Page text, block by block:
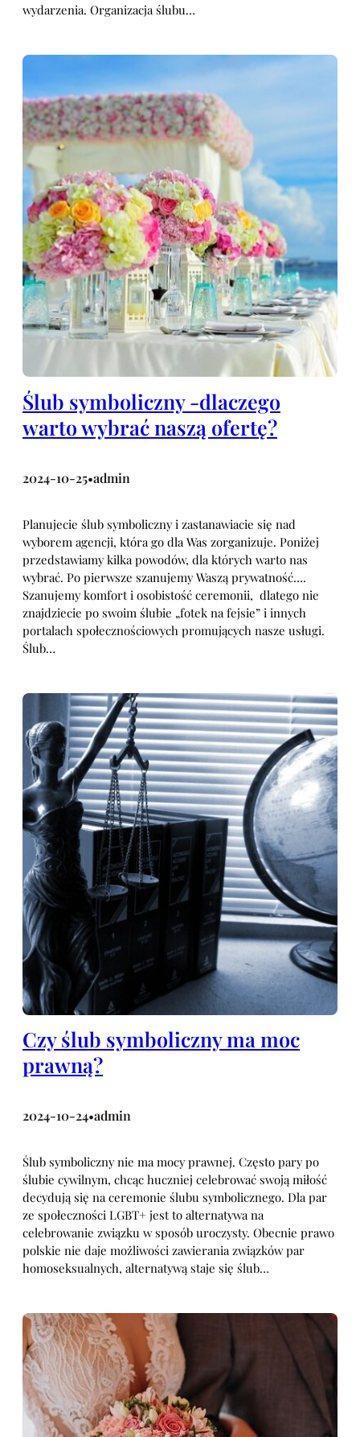
wydarzenia. Organizacja ślubu…
Ślub symboliczny -dlaczego
warto wybrać naszą ofertę?
2024-10-25•admin
Planujecie ślub symboliczny i zastanawiacie się nad
wyborem agencji, która go dla Was zorganizuje. Poniżej
przedstawiamy kilka powodów, dla których warto nas
wybrać. Po pierwsze szanujemy Waszą prywatność….
Szanujemy komfort i osobistość ceremonii, dlatego nie
znajdziecie po swoim ślubie „fotek na fejsie” i innych
portalach społecznościowych promujących nasze usługi.
Ślub…
Czy ślub symboliczny ma moc
prawną?
2024-10-24•admin
Ślub symboliczny nie ma mocy prawnej. Często pary po
ślubie cywilnym, chcąc huczniej celebrować swoją miłość
decydują się na ceremonie ślubu symbolicznego. Dla par
ze społeczności LGBT+ jest to alternatywa na
celebrowanie związku w sposób uroczysty. Obecnie prawo
polskie nie daje możliwości zawierania związków par
homoseksualnych, alternatywą staje się ślub…